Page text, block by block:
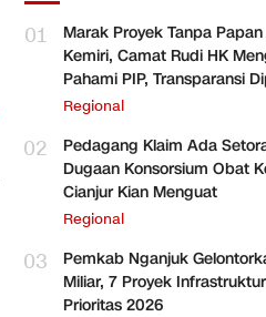
01
Marak Proyek Tanpa
Kemiri, Camat Rudi HK
Pahami PIP, Transparansi
Regional
02
Pedagang Klaim Ada
Dugaan Konsorsium Obat
Cianjur Kian Menguat
Regional
03
Pemkab Nganjuk
Miliar, 7 Proyek
Prioritas 2026